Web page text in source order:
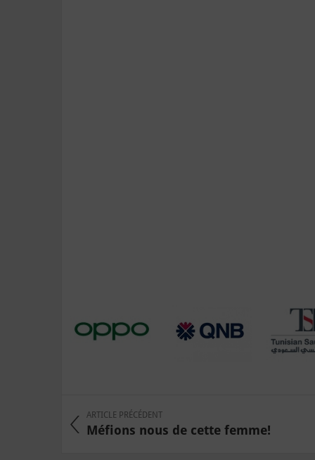
ARTICLE PRÉCÉDENT
Méfions nous de cette femme!